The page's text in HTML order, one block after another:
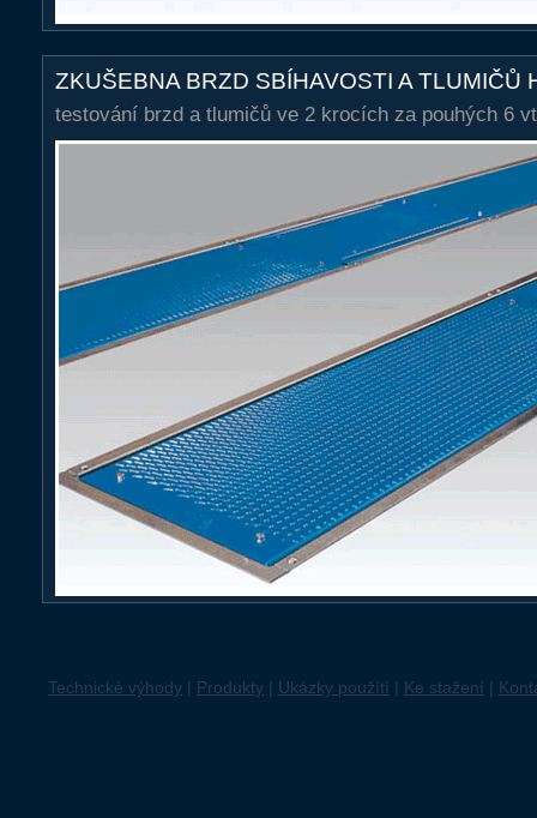
ZKUŠEBNA BRZD SBÍHAVOSTI A TLUMIČŮ
testování brzd a tlumičů ve 2 krocích za pouhých 6
Technické výhody | Produkty | Ukázky použítí | Ke stažení |